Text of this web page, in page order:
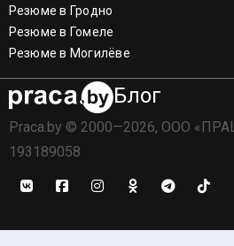
Резюме в Гродно
Резюме в Гомеле
Резюме в Могилёве
Блог
Praca.by © 2000—2026, ООО
193189058